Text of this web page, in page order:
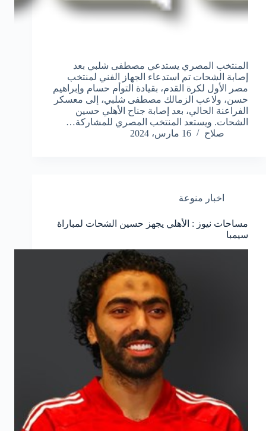
المنتخب المصري يستدعي مصطفى شلبي بعد
إصابة الشحات تم استدعاء الجهاز الفني لمنتخب
مصر الأول لكرة القدم، بقيادة التوأم حسام وإبراهيم
حسن، ولاعب الزمالك مصطفى شلبي، إلى معسكر
الفراعنة الحالي، بعد إصابة جناح الأهلي حسين
الشحات. ويستعد المنتخب المصري للمشاركة…
صلاح
16 مارس، 2024
اخبار منوعة
مساحات نيوز : الأهلي يجهز حسين الشحات لمباراة
سيمبا